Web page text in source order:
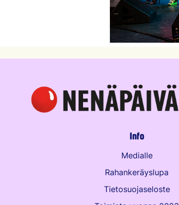
Info
Medialle
Rahankeräyslupa
Tietosuojaseloste